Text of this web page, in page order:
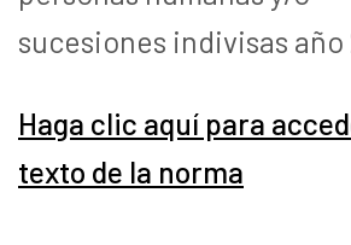
sucesiones indivisas año
Haga clic aquí para
texto de la norma